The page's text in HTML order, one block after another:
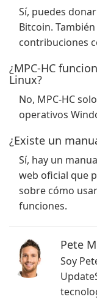
Sí, puedes
Bitcoin.
contribuciones
¿MPC-HC
Linux?
No, MPC-HC
operativos
¿Existe un
Sí, hay un
web oficial que
sobre cómo
funciones.
Pete
Soy